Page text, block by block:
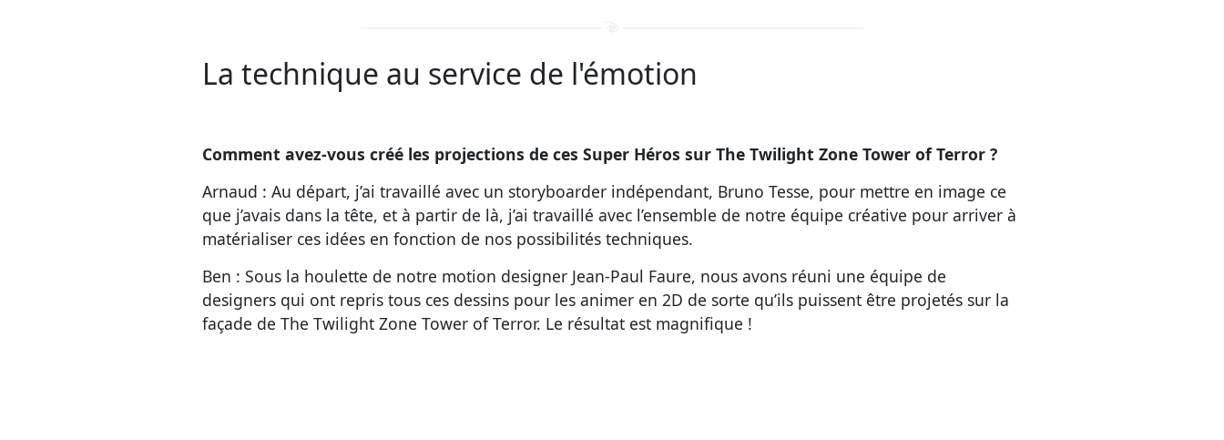
La technique au service de l'émotion
Comment avez-vous créé les projections de ces Super Héros sur The Twilight Zone Tower of Terror ?
Arnaud : Au départ, j’ai travaillé avec un storyboarder indépendant, Bruno Tesse, pour mettre en image ce
que j’avais dans la tête, et à partir de là, j’ai travaillé avec l’ensemble de notre équipe créative pour arriver à
matérialiser ces idées en fonction de nos possibilités techniques.
Ben : Sous la houlette de notre motion designer Jean-Paul Faure, nous avons réuni une équipe de
designers qui ont repris tous ces dessins pour les animer en 2D de sorte qu’ils puissent être projetés sur la
façade de The Twilight Zone Tower of Terror. Le résultat est magnifique !